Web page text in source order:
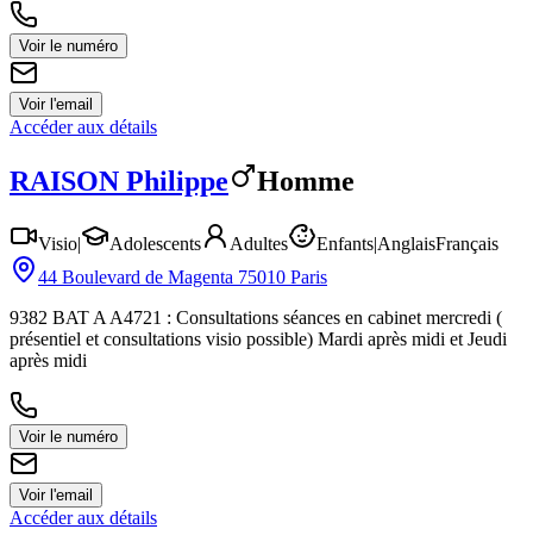
Voir le numéro
Voir l'email
Accéder aux détails
RAISON Philippe Homme
Visio| Adolescents Adultes Enfants|AnglaisFrançais
44 Boulevard de Magenta 75010 Paris
9382 BAT A A4721 : Consultations séances en cabinet mercredi (
présentiel et consultations visio possible) Mardi après midi et Jeudi
après midi
Voir le numéro
Voir l'email
Accéder aux détails